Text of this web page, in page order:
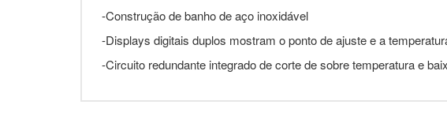
-Construção de banho de aço inoxidável
-Displays digitais duplos mostram o ponto de ajuste e a
-Circuito redundante integrado de corte de sobre temperatura e